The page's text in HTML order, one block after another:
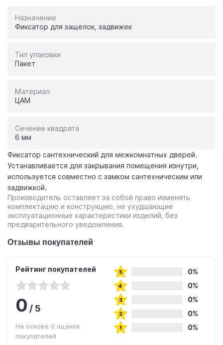
Назначение
Фиксатор для защелок, задвижек
Тип упаковки
Пакет
Материал
ЦАМ
Сечение квадрата
6 мм
Фиксатор сантехнический для межкомнатных дверей.
Устанавливается для закрывания помещения изнутри,
используется совместно с замком сантехническим или
задвижкой.
Производитель оставляет за собой право изменять
комплектацию и конструкцию, не ухудшающие
эксплуатационные характеристики изделий, без
предварительного уведомления.
Отзывы покупателей
Рейтинг покупателей
0/5
На основе 0 оценок
покупателей
0%
0%
0%
0%
0%